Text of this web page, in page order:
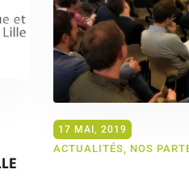
17 MAI, 2019
ACTUALITÉS NOS